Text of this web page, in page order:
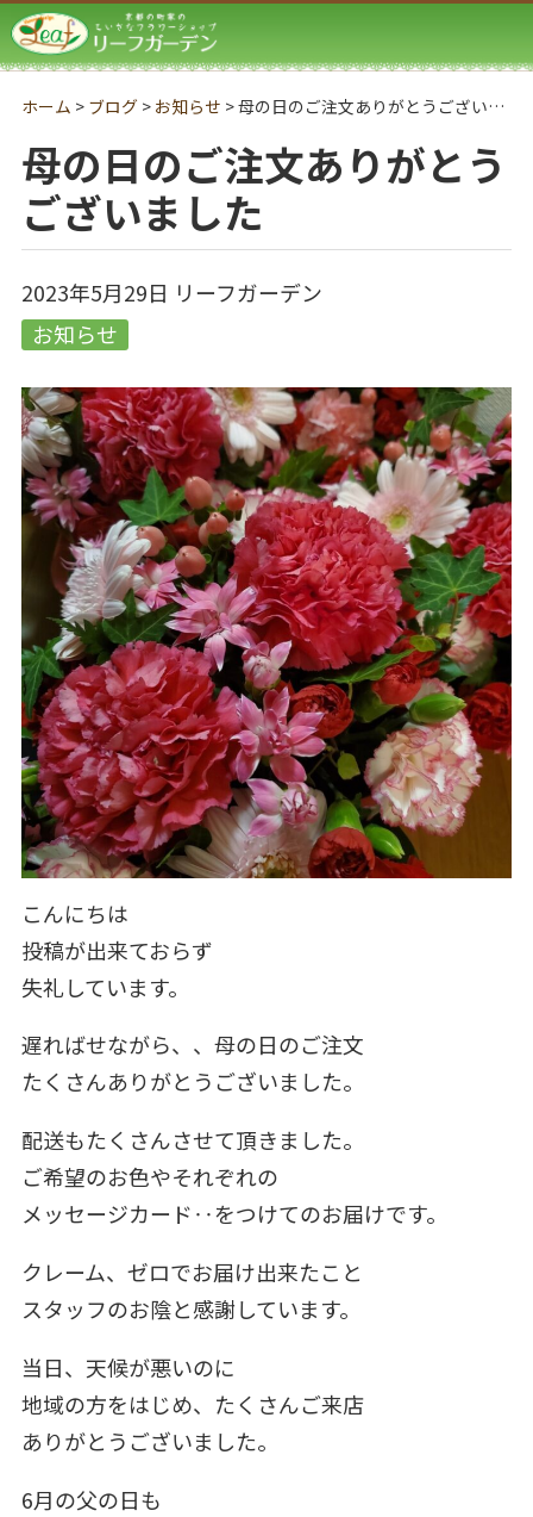
リーフガーデン
ホーム > ブログ > お知らせ >母の日のご注文ありがとうございました
母の日のご注文ありがとう
ございました
2023年5月29日 リーフガーデン
お知らせ
こんにちは
投稿が出来ておらず
失礼しています。
遅ればせながら、、母の日のご注文
たくさんありがとうございました。
配送もたくさんさせて頂きました。
ご希望のお色やそれぞれの
メッセージカード‥をつけてのお届けです。
クレーム、ゼロでお届け出来たこと
スタッフのお陰と感謝しています。
当日、天候が悪いのに
地域の方をはじめ、たくさんご来店
ありがとうございました。
6月の父の日も